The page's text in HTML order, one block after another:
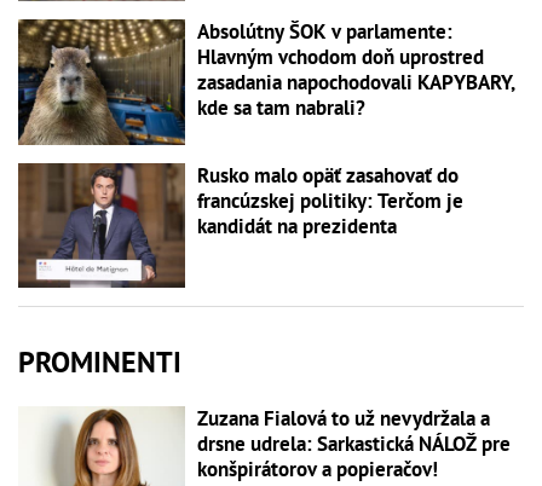
Absolútny ŠOK v parlamente:
Hlavným vchodom doň uprostred
zasadania napochodovali KAPYBARY,
kde sa tam nabrali?
Rusko malo opäť zasahovať do
francúzskej politiky: Terčom je
kandidát na prezidenta
PROMINENTI
Zuzana Fialová to už nevydržala a
drsne udrela: Sarkastická NÁLOŽ pre
konšpirátorov a popieračov!